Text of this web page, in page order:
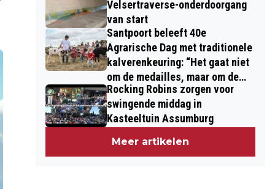
Velsertraverse-onderdoorgang
van start
Santpoort beleeft 40e
Agrarische Dag met traditionele
kalverenkeuring: “Het gaat niet
om de medailles, maar om de
kinderen”
Rocking Robins zorgen voor
swingende middag in
Kasteeltuin Assumburg
Meer artikelen